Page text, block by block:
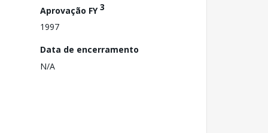
Aprovação FY3
1997
Data de encerramento
N/A